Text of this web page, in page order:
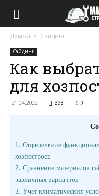
Домой Сайдинг
Сайдинг
Как
для
21.04.2022 398 0
1. Определение
хозпостроек
2. Сравнение материалов
различных вариантов
3. Учет климатических